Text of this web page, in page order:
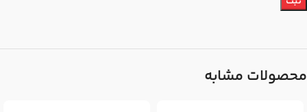
محصولات مشابه